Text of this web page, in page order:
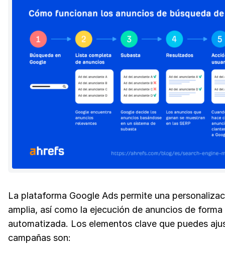
La plataforma Google Ads permite una
amplia, así como la ejecución de anuncios de forma
automatizada. Los elementos clave que puedes
campañas son: